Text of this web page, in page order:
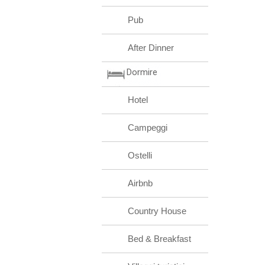
Pub
After Dinner
Dormire
Hotel
Campeggi
Ostelli
Airbnb
Country House
Bed & Breakfast